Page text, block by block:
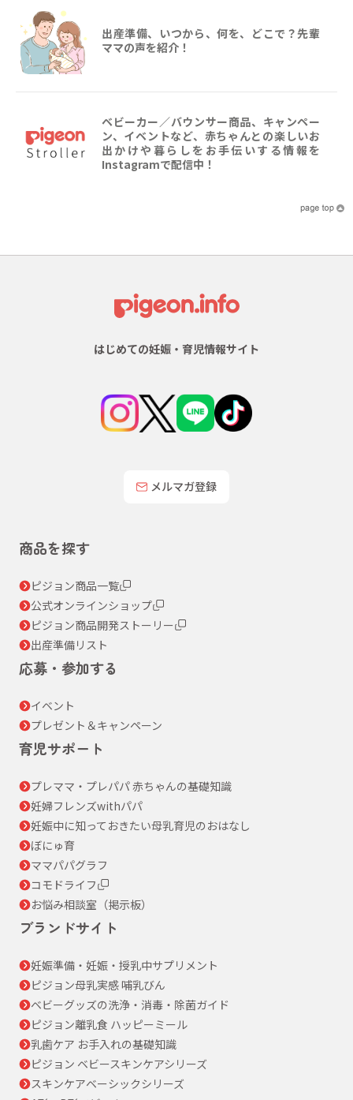
出産準備、いつから、何を、どこで？先輩
ママの声を紹介！
ベビーカー／バウンサー商品、キャンペー
ン、イベントなど、赤ちゃんとの楽しいお
出かけや暮らしをお手伝いする情報を
Instagramで配信中！
はじめての妊娠・育児情報サイト
メルマガ登録
商品を探す
ピジョン商品一覧
公式オンラインショップ
ピジョン商品開発ストーリー
出産準備リスト
応募・参加する
イベント
プレゼント＆キャンペーン
育児サポート
プレママ・プレパパ 赤ちゃんの基礎知識
妊婦フレンズwithパパ
妊娠中に知っておきたい母乳育児のおはなし
ぼにゅ育
ママパパグラフ
コモドライフ
お悩み相談室（掲示板）
ブランドサイト
妊娠準備・妊娠・授乳中サプリメント
ピジョン母乳実感 哺乳びん
ベビーグッズの洗浄・消毒・除菌ガイド
ピジョン離乳食 ハッピーミール
乳歯ケア お手入れの基礎知識
ピジョン ベビースキンケアシリーズ
スキンケアベーシックシリーズ